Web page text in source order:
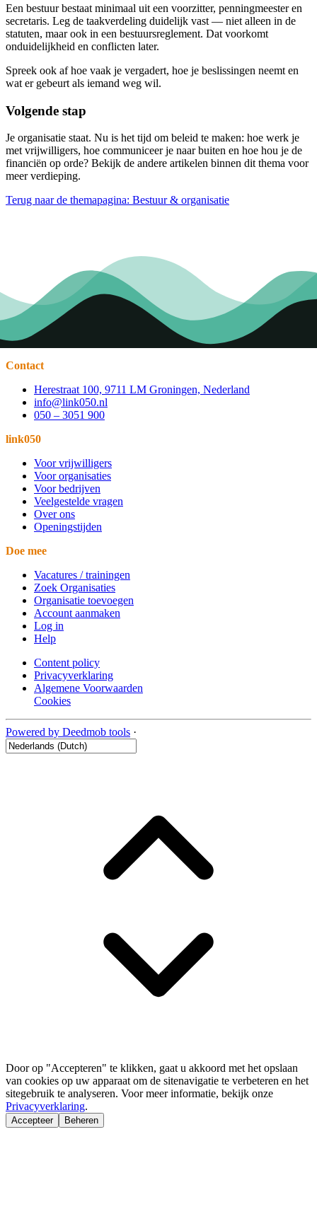
Een bestuur bestaat minimaal uit een voorzitter, penningmeester en
secretaris. Leg de taakverdeling duidelijk vast — niet alleen in de
statuten, maar ook in een bestuursreglement. Dat voorkomt
onduidelijkheid en conflicten later.
Spreek ook af hoe vaak je vergadert, hoe je beslissingen neemt en
wat er gebeurt als iemand weg wil.
Volgende stap
Je organisatie staat. Nu is het tijd om beleid te maken: hoe werk je
met vrijwilligers, hoe communiceer je naar buiten en hoe hou je de
financiën op orde? Bekijk de andere artikelen binnen dit thema voor
meer verdieping.
Terug naar de themapagina: Bestuur & organisatie
Contact
Herestraat 100, 9711 LM Groningen, Nederland
info@link050.nl
050 – 3051 900
link050
Voor vrijwilligers
Voor organisaties
Voor bedrijven
Veelgestelde vragen
Over ons
Openingstijden
Doe mee
Vacatures / trainingen
Zoek Organisaties
Organisatie toevoegen
Account aanmaken
Log in
Help
Content policy
Privacyverklaring
Algemene Voorwaarden
Cookies
Powered by Deedmob tools ·
Door op "Accepteren" te klikken, gaat u akkoord met het opslaan
van cookies op uw apparaat om de sitenavigatie te verbeteren en het
sitegebruik te analyseren. Voor meer informatie, bekijk onze
Privacyverklaring.
Accepteer Beheren